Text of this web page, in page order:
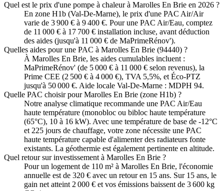
Quel est le prix d'une pompe à chaleur à Marolles En Brie en 2026 ?
En zone H1b (Val-De-Marne), le prix d'une PAC Air/Air
varie de 3 900 € à 9 400 €. Pour une PAC Air/Eau, comptez
de 11 000 € à 17 700 € installation incluse, avant déduction
des aides (jusqu'à 11 000 € de MaPrimeRénov').
Quelles aides pour une PAC à Marolles En Brie (94440) ?
À Marolles En Brie, les aides cumulables incluent :
MaPrimeRénov' (de 5 000 € à 11 000 € selon revenus), la
Prime CEE (2 500 € à 4 000 €), TVA 5,5%, et Éco-PTZ
jusqu'à 50 000 €. Aide locale Val-De-Marne : MDPH 94.
Quelle PAC choisir pour Marolles En Brie (zone H1b) ?
Notre analyse climatique recommande une PAC Air/Eau
haute température (monobloc ou bibloc haute température
(65°C), 10 à 16 kW). Avec une température de base de -12°C
et 225 jours de chauffage, votre zone nécessite une PAC
haute température capable d'alimenter des radiateurs fonte
existants. La géothermie est également pertinente en altitude.
Quel retour sur investissement à Marolles En Brie ?
Pour un logement de 110 m² à Marolles En Brie, l'économie
annuelle est de 320 € avec un retour en 15 ans. Sur 15 ans, le
gain net atteint 2 000 € et vos émissions baissent de 3 600 kg